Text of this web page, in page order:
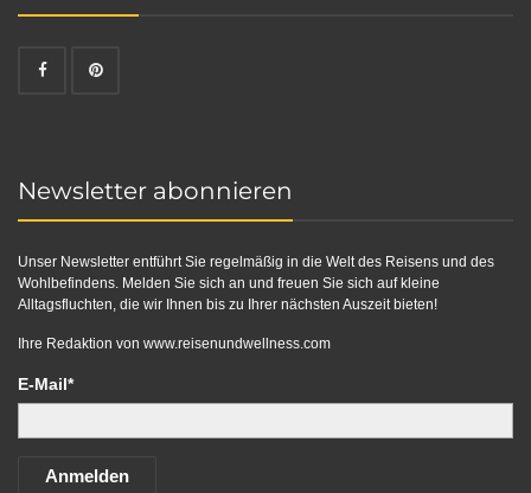
Newsletter abonnieren
Unser Newsletter entführt Sie regelmäßig in die Welt des Reisens und des
Wohlbefindens. Melden Sie sich an und freuen Sie sich auf kleine
Alltagsfluchten, die wir Ihnen bis zu Ihrer nächsten Auszeit bieten!
Ihre Redaktion von www.reisenundwellness.com
E-Mail*
Anmelden